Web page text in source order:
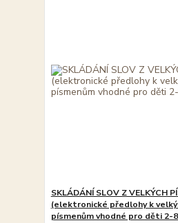
SKLÁDÁNÍ SLOV Z VELKÝCH
(elektronické předlohy k
písmenům vhodné pro děti 2-